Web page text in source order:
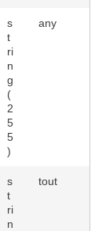
s
t
ri
n
g
(
2
5
5
)
any
s
t
ri
n
tout